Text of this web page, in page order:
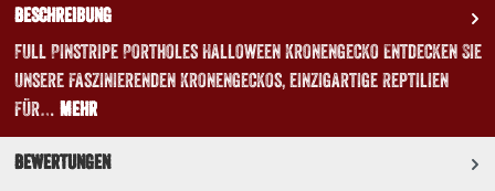
Beschreibung
Full Pinstripe Portholes Halloween Kronengecko Entdecken Sie
unsere faszinierenden Kronengeckos, einzigartige Reptilien
für… Mehr
Bewertungen